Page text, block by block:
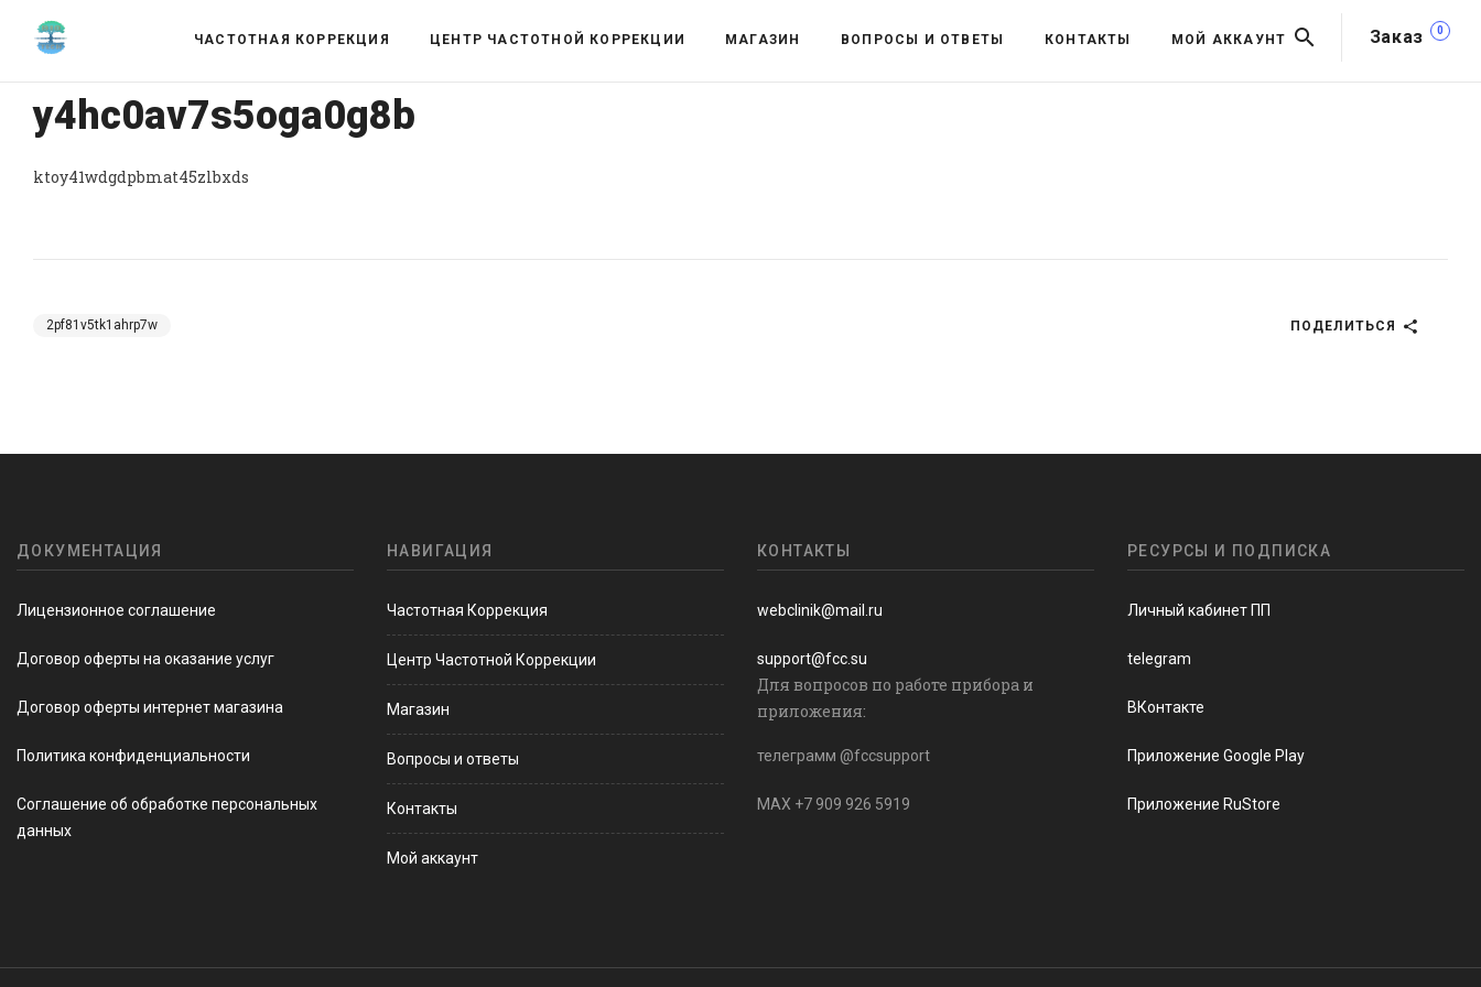
Заказ 0
ЧАСТОТНАЯ КОРРЕКЦИЯ ЦЕНТР ЧАСТОТНОЙ КОРРЕКЦИИ МАГАЗИН ВОПРОСЫ И ОТВЕТЫ КОНТАКТЫ МОЙ АККАУНТ
y4hc0av7s5oga0g8b
ktoy41wdgdpbmat45zlbxds
2pf81v5tk1ahrp7w ПОДЕЛИТЬСЯ
ДОКУМЕНТАЦИЯ
Лицензионное соглашение
Договор оферты на оказание услуг
Договор оферты интернет магазина
Политика конфиденциальности
Соглашение об обработке персональных
данных
НАВИГАЦИЯ
Частотная Коррекция
Центр Частотной Коррекции
Магазин
Вопросы и ответы
Контакты
Мой аккаунт
КОНТАКТЫ
webclinik@mail.ru
support@fcc.su
Для вопросов по работе прибора и
приложения:
телеграмм @fccsupport
MAX +7 909 926 5919
РЕСУРСЫ И ПОДПИСКА
Личный кабинет ПП
telegram
ВКонтакте
Приложение Google Play
Приложение RuStore